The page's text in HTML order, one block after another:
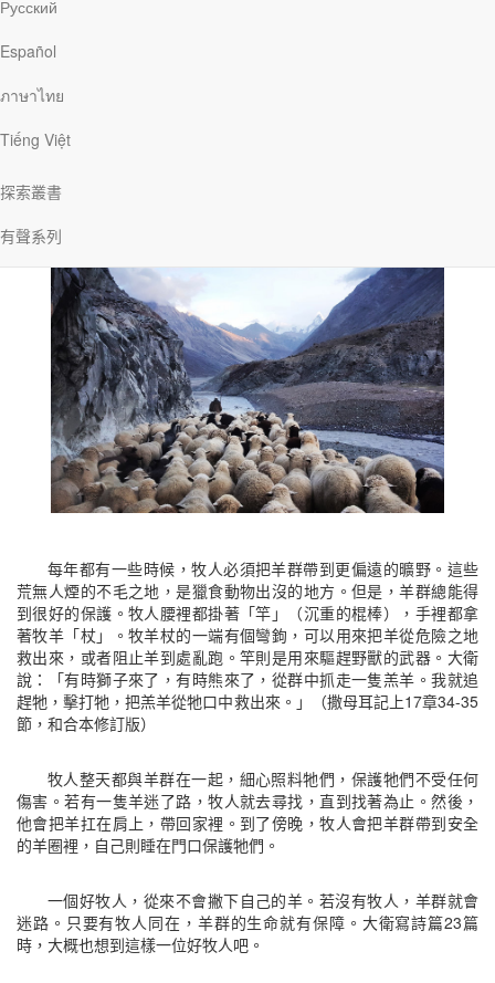
Русский
Español
ภาษาไทย
Tiếng Việt
探索叢書
有聲系列
被照料得如此周到。他心想：是啊，上帝真像一位好牧人。
的一切──牠們的特性、外形特徵和偏好。那時的牧人不會驅趕羊
羊都會起來，跟隨主人到牧場去。即使有兩個牧人同時呼喚自己的
群安然吃喝，牧人會在荒野尋找青草地和安全的水源；與此同時，
羊群整天都跟隨著自己的牧人。
每年都有一些時候，牧人必須把羊群帶到更偏遠的曠野。這些
荒無人煙的不毛之地，是獵食動物出沒的地方。但是，羊群總能得
到很好的保護。牧人腰裡都掛著「竿」（沉重的棍棒），手裡都拿
著牧羊「杖」。牧羊杖的一端有個彎鉤，可以用來把羊從危險之地
救出來，或者阻止羊到處亂跑。竿則是用來驅趕野獸的武器。大衛
說：「有時獅子來了，有時熊來了，從群中抓走一隻羔羊。我就追
趕牠，擊打牠，把羔羊從牠口中救出來。」（撒母耳記上17章34-35
節，和合本修訂版）
牧人整天都與羊群在一起，細心照料牠們，保護牠們不受任何
傷害。若有一隻羊迷了路，牧人就去尋找，直到找著為止。然後，
他會把羊扛在肩上，帶回家裡。到了傍晚，牧人會把羊群帶到安全
的羊圈裡，自己則睡在門口保護牠們。
一個好牧人，從來不會撇下自己的羊。若沒有牧人，羊群就會
迷路。只要有牧人同在，羊群的生命就有保障。大衛寫詩篇23篇
時，大概也想到這樣一位好牧人吧。